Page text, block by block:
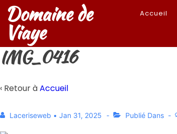
Domaine de
Viaye
Accueil
IMG_0416
‹ Retour àAccueil
Laceriseweb • Jan 31, 2025 Publié Dans